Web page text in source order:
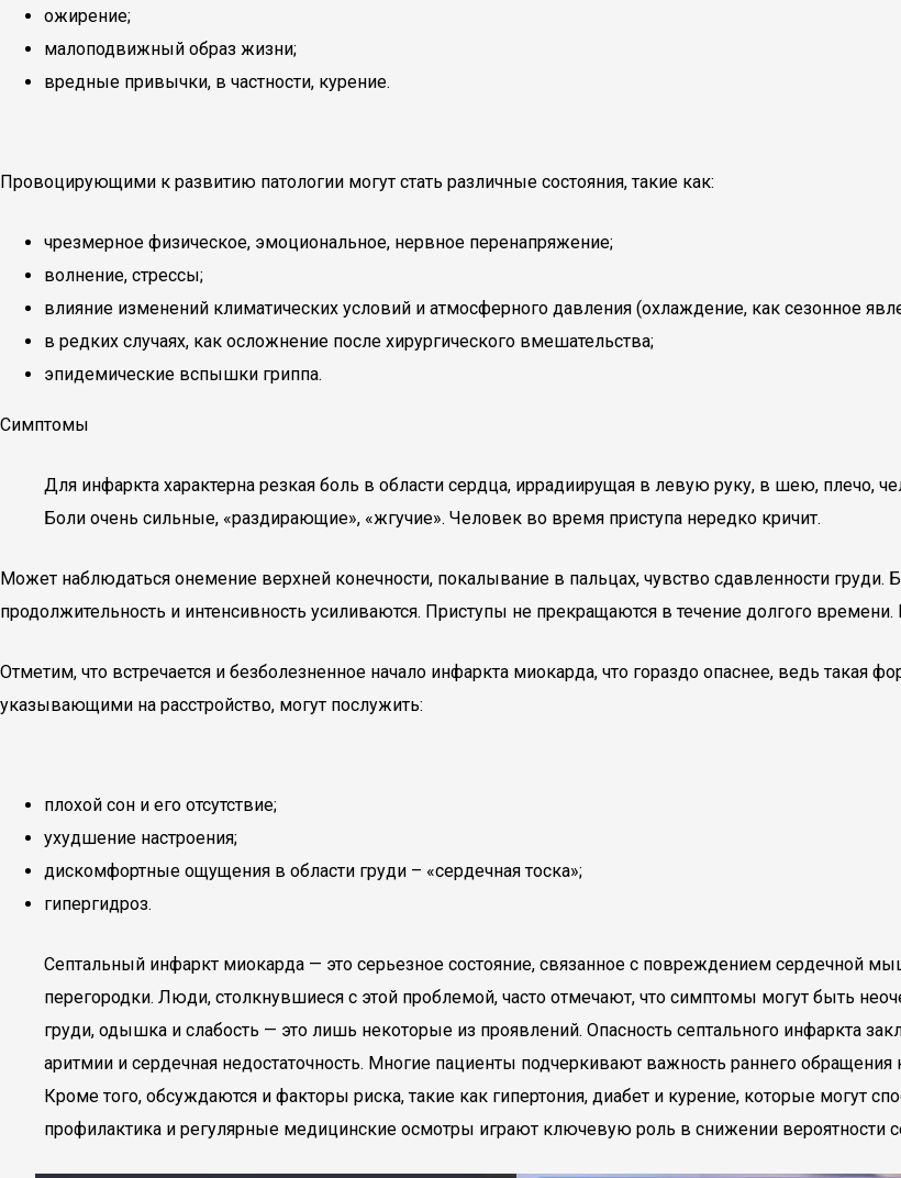
ожирение;
малоподвижный образ жизни;
вредные привычки, в частности, курение.
Провоцирующими к развитию патологии могут стать различные состояния, такие как:
чрезмерное физическое, эмоциональное, нервное перенапряжение;
волнение, стрессы;
влияние изменений климатических условий и атмосферного давления (охлаждение, как сезонное
в редких случаях, как осложнение после хирургического вмешательства;
эпидемические вспышки гриппа.
Симптомы
Для инфаркта характерна резкая боль в области сердца, иррадиирущая в левую руку, в шею, плечо,
Боли очень сильные, «раздирающие», «жгучие». Человек во время приступа нередко кричит.
Может наблюдаться онемение верхней конечности, покалывание в пальцах, чувство сдавленности
продолжительность и интенсивность усиливаются. Приступы не прекращаются в течение долгого
Отметим, что встречается и безболезненное начало инфаркта миокарда, что гораздо опаснее, ведь такая
указывающими на расстройство, могут послужить:
плохой сон и его отсутствие;
ухудшение настроения;
дискомфортные ощущения в области груди – «сердечная тоска»;
гипергидроз.
Септальный инфаркт миокарда — это серьезное состояние, связанное с повреждением сердечной
перегородки. Люди, столкнувшиеся с этой проблемой, часто отмечают, что симптомы могут быть
груди, одышка и слабость — это лишь некоторые из проявлений. Опасность септального инфаркта
аритмии и сердечная недостаточность. Многие пациенты подчеркивают важность раннего
Кроме того, обсуждаются и факторы риска, такие как гипертония, диабет и курение, которые могут
профилактика и регулярные медицинские осмотры играют ключевую роль в снижении вероятности